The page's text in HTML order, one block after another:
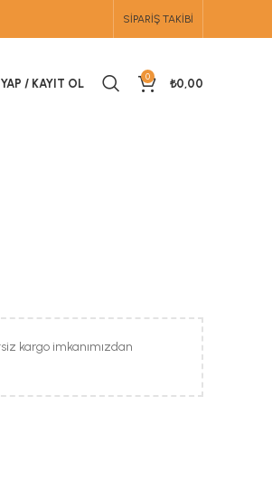
SIPARIŞ TAKIBI
/ KAYIT OL 0 ₺0,00
kargo imkanımızdan